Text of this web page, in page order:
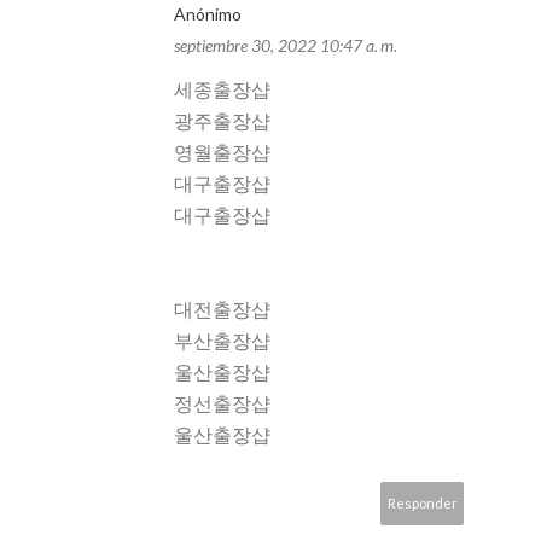
Anónimo
septiembre 30, 2022 10:47 a. m.
세종출장샵
광주출장샵
영월출장샵
대구출장샵
대구출장샵
대전출장샵
부산출장샵
울산출장샵
정선출장샵
울산출장샵
Responder